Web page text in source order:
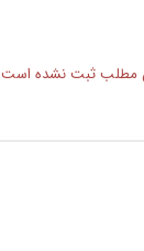
مطلب ثبت نشده است